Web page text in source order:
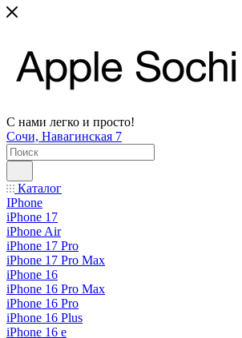
С нами легко и просто!
Сочи, Навагинская 7
Каталог
IPhone
iPhone 17
iPhone Air
iPhone 17 Pro
iPhone 17 Pro Max
iPhone 16
iPhone 16 Pro Max
iPhone 16 Pro
iPhone 16 Plus
iPhone 16 e